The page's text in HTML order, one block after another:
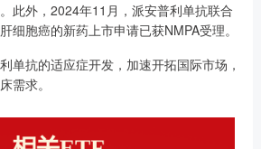
此外，2024年11月，派安普利单抗联合
细胞癌的新药上市申请已获NMPA受理。
单抗的适应症开发，加速开拓国际市场，
需求。